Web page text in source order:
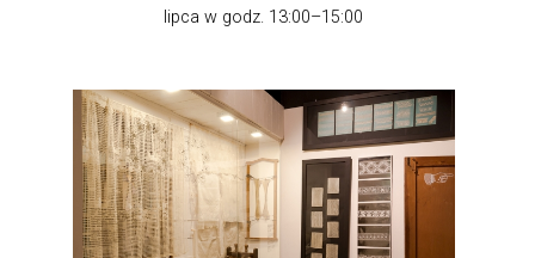
lipca w godz. 13:00–15:00